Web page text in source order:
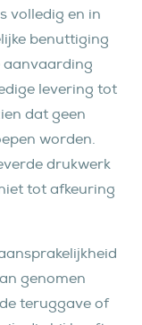
volledig en in
benuttiging
aanvaarding
levering tot
dat geen
worden.
drukwerk
tot afkeuring
genomen
teruggave of